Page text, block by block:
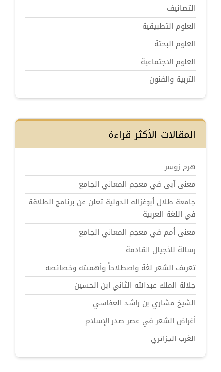
التصانيف
العلوم التطبيقية
العلوم البحتة
العلوم الاجتماعية
التربية والفنون
المقالات الأكثر قراءة
هرم زوسر
معنى آبى في معجم المعاني الجامع
جامعة طلال أبوغزاله الدولية تعلن عن برنامج الطلاقة
في اللغة العربية
معنى أمم في معجم المعاني الجامع
رسالة للأجيال القادمة
تعريف الشعر لغة واصطلاحاً وأهميته وخصائصه
جلالة الملك عبدالله الثاني ابن الحسين
الشيخ مشاري بن راشد العفاسي
أغراض الشعر في عصر صدر الإسلام
الغرب الجزائري